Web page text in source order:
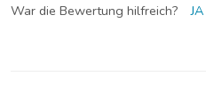
War die Bewertung hilfreich? JA